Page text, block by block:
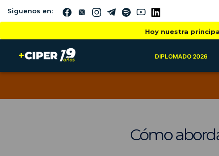
Siguenos en:
Hoy nuestra
DIPLOMADO 2026
Cómo